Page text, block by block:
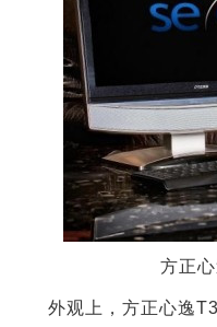
方正
外观上，方正心逸